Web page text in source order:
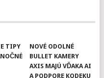
TIPY
NOVÉ ODOLNÉ
BULLET KAMERY
AXIS MAJÚ VĎAKA AI
A PODPORE KODEKU